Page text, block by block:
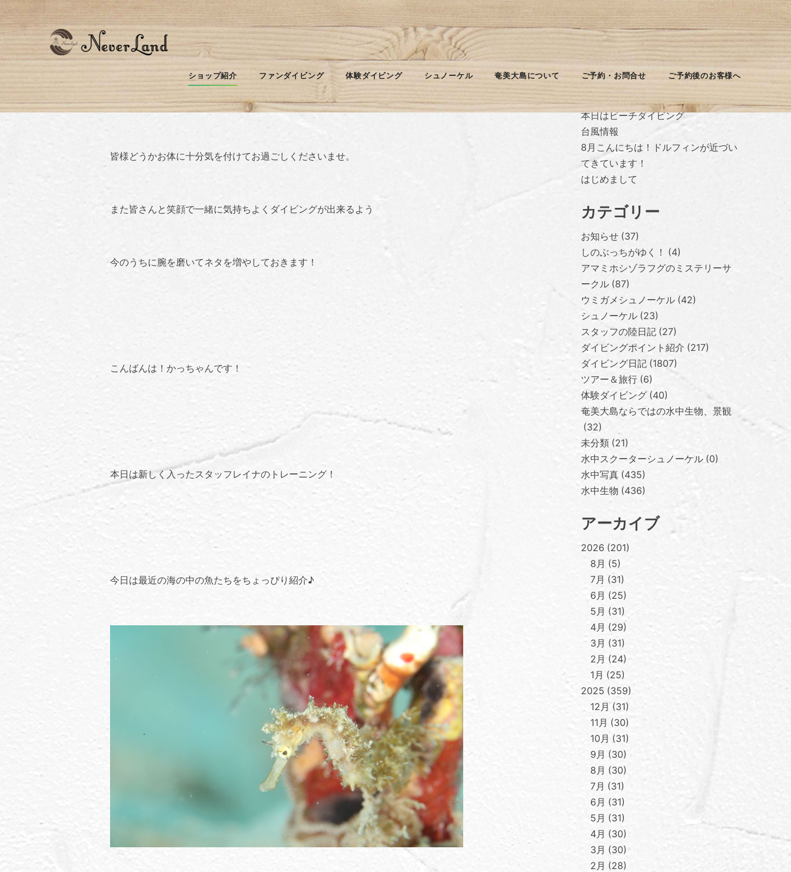
ショップ紹介 ファンダイビング 体験ダイビング シュノーケル 奄美大島について ご予約・お問合せ ご予約後のお客様へ
お魚紹介♪
なかなか収まらない新型コロナウィルス。
皆様どうかお体に十分気を付けてお過ごしくださいませ。
また皆さんと笑顔で一緒に気持ちよくダイビングが出来るよう
今のうちに腕を磨いてネタを増やしておきます！
こんばんは！かっちゃんです！
本日は新しく入ったスタッフレイナのトレーニング！
今日は最近の海の中の魚たちをちょっぴり紹介♪
最近の投稿
台風休みに入ります
本日はビーチダイビング
台風情報
8月こんにちは！ドルフィンが近づい
てきています！
はじめまして
カテゴリー
お知らせ 37
しのぶっちがゆく！
4
アマミホシゾラフグのミステリーサ
ークル 87
ウミガメシュノーケル 42
シュノーケル 23
スタッフの陸日記 27
ダイビングポイント紹介 217
ダイビング日記 1807
ツアー＆旅行 6
体験ダイビング 40
奄美大島ならではの水中生物、景観
32
未分類 21
水中スクーターシュノーケル 0
水中写真 435
水中生物 436
アーカイブ
2026 201
8月
5
7月
31
6月
25
5月
31
4月
29
3月
31
2月
24
1月
25
2025 359
12月
31
11月
30
10月
31
9月
30
8月
30
7月
31
6月
31
5月
31
4月
30
3月
30
2月
28